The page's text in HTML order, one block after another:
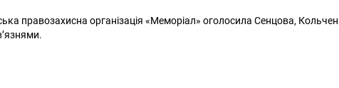
правозахисна організація «Меморіал» оголосила Сенцова,